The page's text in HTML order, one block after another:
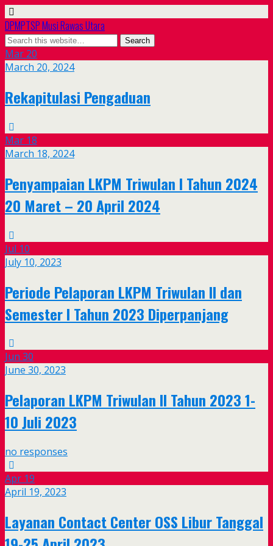
DPMPTSP Musi Rawas Utara
Mar 20
March 20, 2024
Rekapitulasi Pengaduan
Mar 18
March 18, 2024
Penyampaian LKPM Triwulan I Tahun 2024
20 Maret – 20 April 2024
Jul 10
July 10, 2023
Periode Pelaporan LKPM Triwulan II dan
Semester I Tahun 2023 Diperpanjang
Jun 30
June 30, 2023
Pelaporan LKPM Triwulan II Tahun 2023 1-
10 Juli 2023
no responses
Apr 19
April 19, 2023
Layanan Contact Center OSS Libur Tanggal